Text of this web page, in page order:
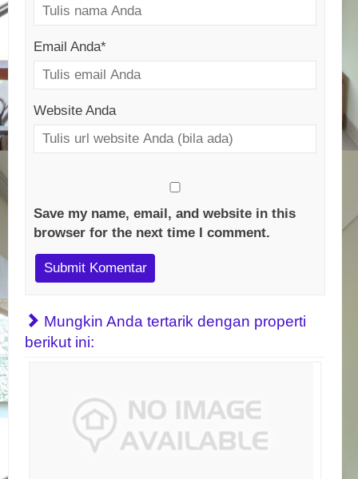
Email Anda*
Website Anda
Save my name, email, and website in this
browser for the next time I comment.
Mungkin Anda tertarik dengan properti
berikut ini: